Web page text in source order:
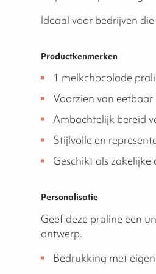
Ideaal voor bedrijven
Productkenmerken
1 melkchocolade
Voorzien van eetbaar
Ambachtelijk bereid
Stijlvolle en
Geschikt als zakelijke
Personalisatie
Geef deze praline een
ontwerp.
Bedrukking met